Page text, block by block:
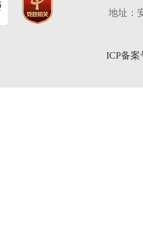
地址：
ICP备案